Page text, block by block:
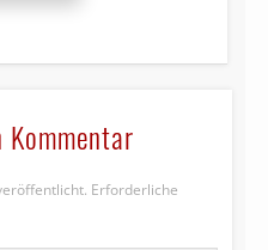
Kommentar
Erforderliche